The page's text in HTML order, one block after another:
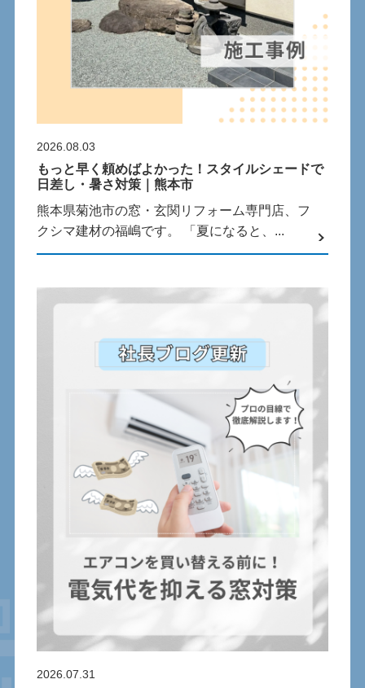
2026.08.03
もっと早く頼めばよかった！スタイルシェードで
日差し・暑さ対策｜熊本市
熊本県菊池市の窓・玄関リフォーム専門店、フ
クシマ建材の福嶋です。 「夏になると、...
2026.07.31